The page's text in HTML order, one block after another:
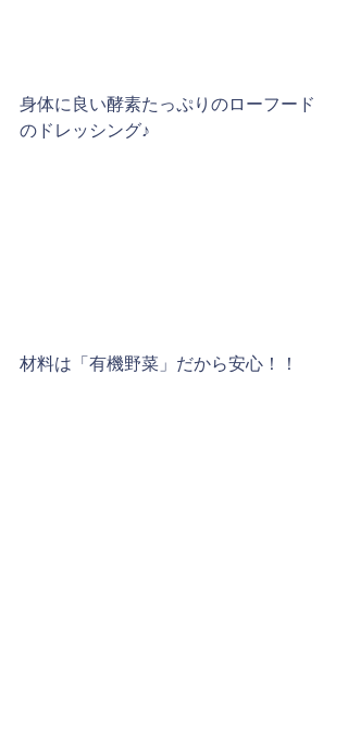
身体に良い酵素たっぷりのローフード
のドレッシング♪
材料は「有機野菜」だから安心！！